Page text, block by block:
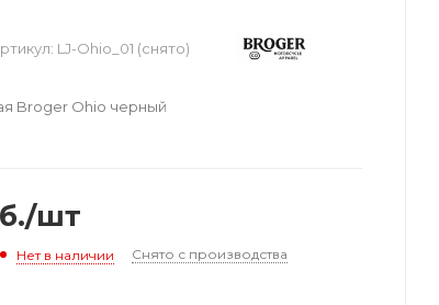
LJ-Ohio_01 (снято)
Broger Ohio черный
/шт
Нет в наличии Снято с производства